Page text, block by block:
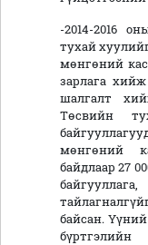
-2014-2016
тухай
мөнгөний
зарлага
шалгалт
Төсвийн
мөнгөний
байдлаар 27
байсан. Үүний